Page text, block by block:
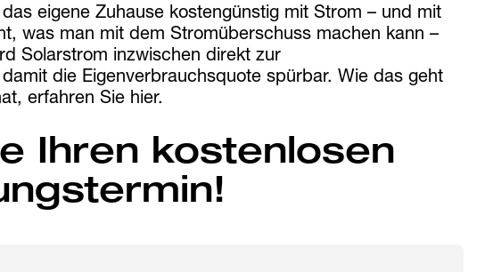
eigene Zuhause kostengünstig mit Strom – und mit
was man mit dem Stromüberschuss machen kann –
Solarstrom inzwischen direkt zur
die Eigenverbrauchsquote spürbar. Wie das geht
erfahren Sie hier.
Ihren kostenlosen